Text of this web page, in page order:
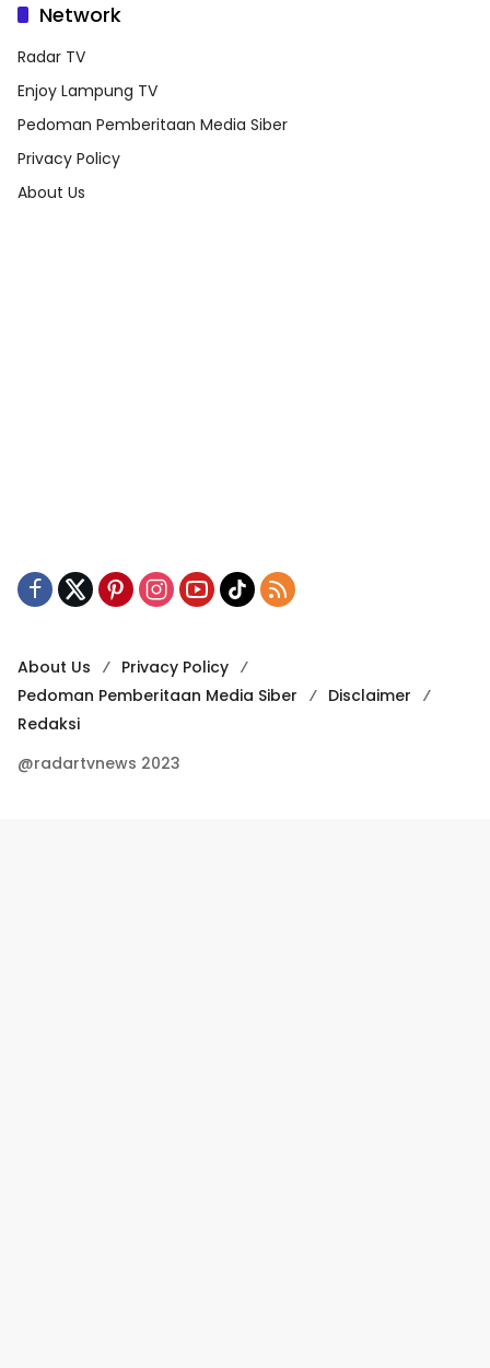
Network
Radar TV
Enjoy Lampung TV
Pedoman Pemberitaan Media Siber
Privacy Policy
About Us
About Us
Privacy Policy
Pedoman Pemberitaan Media Siber
Disclaimer
Redaksi
@radartvnews 2023